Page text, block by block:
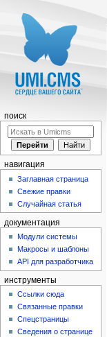
поиск
навигация
Заглавная страница
Свежие правки
Случайная статья
документация
Модули системы
Макросы и шаблоны
API для разработчика
инструменты
Ссылки сюда
Связанные правки
Спецстраницы
Сведения о странице